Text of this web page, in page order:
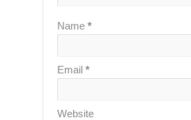
Name *
Email *
Website